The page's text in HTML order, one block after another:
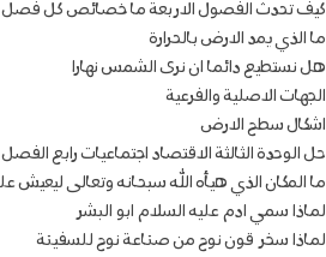
كيف تحدث الفصول الاربعة ما خصائص كل فصل
ما الذي يمد الارض بالحرارة
هل نستطيع دائما ان نرى الشمس نهارا
الجهات الاصلية والفرعية
اشكال سطح الارض
حل الوحدة الثالثة الاقتصاد اجتماعيات رابع الفصل
ما المكان الذي هيأه الله سبحانه وتعالى ليعيش
لماذا سمي ادم عليه السلام ابو البشر
لماذا سخر قون نوح من صناعة نوح للسفينة